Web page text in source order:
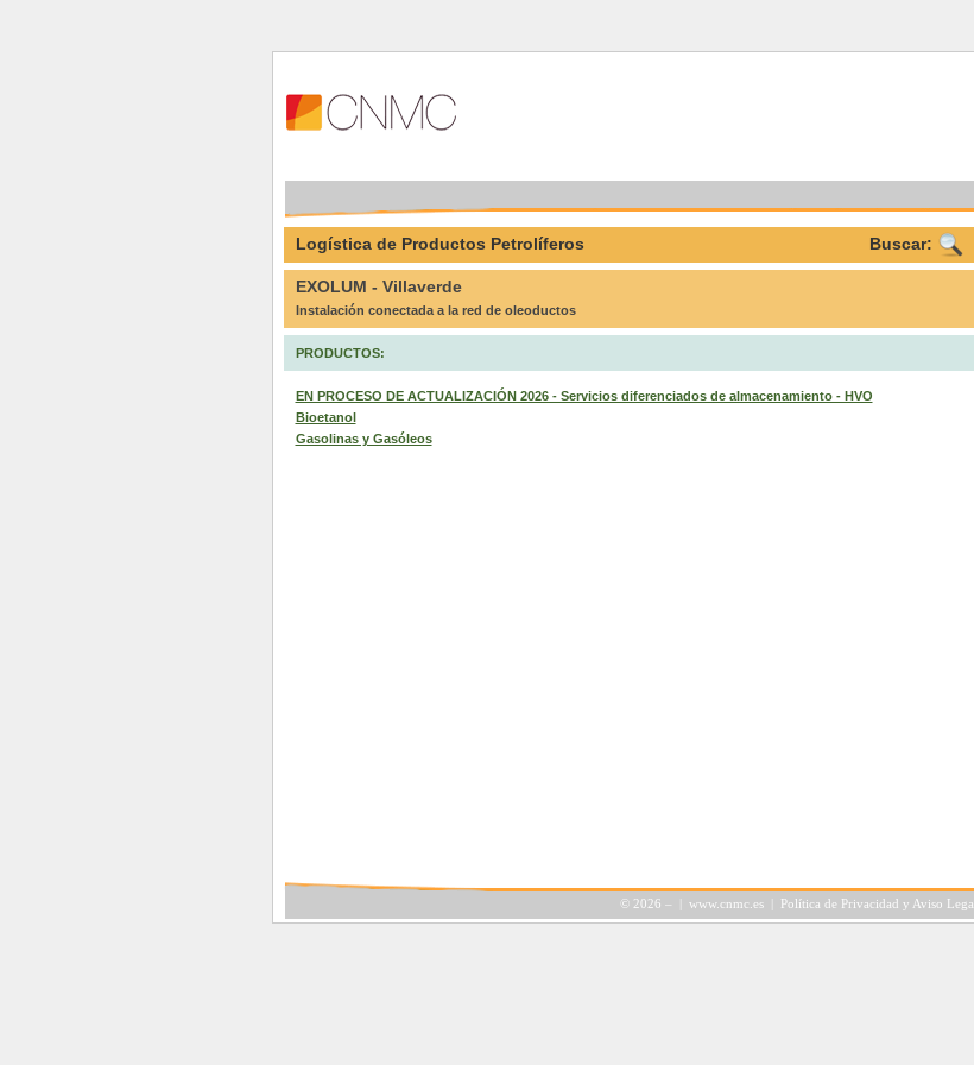
Logística de Productos Petrolíferos Buscar:
EXOLUM - Villaverde
Instalación conectada a la red de oleoductos
PRODUCTOS:
EN PROCESO DE ACTUALIZACIÓN 2026 - Servicios diferenciados de almacenamiento - HVO
Bioetanol
Gasolinas y Gasóleos
© 2026 – | www.cnmc.es| Política de Privacidad y Aviso Legal